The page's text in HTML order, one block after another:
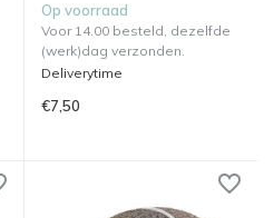
Op voorraad
Voor 14.00 besteld, dezelfde
(werk)dag verzonden.
Deliverytime
€7,50